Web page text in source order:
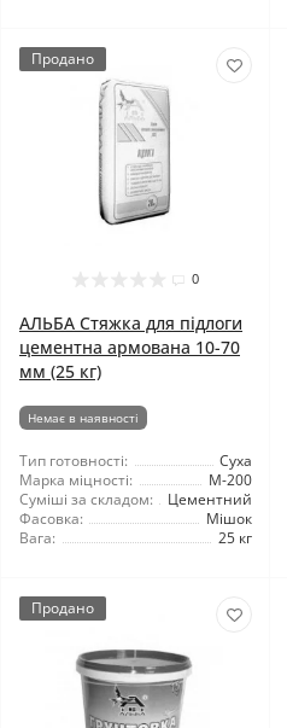
Продано
0
АЛЬБА Стяжка для підлоги
цементна армована 10-70
мм (25 кг)
Немає в наявності
Тип готовності:
Суха
Марка міцності:
М-200
Суміші за складом:
Цементний
Фасовка:
Мішок
Вага:
25 кг
Продано